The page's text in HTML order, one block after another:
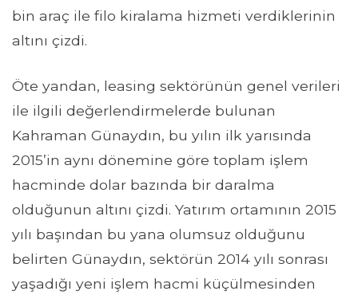
bin araç ile filo kiralama hizmeti verdiklerinin
altını çizdi.
Öte yandan, leasing sektörünün genel verileri
ile ilgili değerlendirmelerde bulunan
Kahraman Günaydın, bu yılın ilk yarısında
2015’in aynı dönemine göre toplam işlem
hacminde dolar bazında bir daralma
olduğunun altını çizdi. Yatırım ortamının 2015
yılı başından bu yana olumsuz olduğunu
belirten Günaydın, sektörün 2014 yılı sonrası
yaşadığı yeni işlem hacmi küçülmesinden